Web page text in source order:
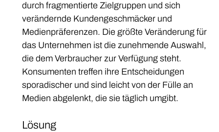
durch fragmentierte Zielgruppen und sich
verändernde Kundengeschmäcker und
Medienpräferenzen. Die größte Veränderung für
das Unternehmen ist die zunehmende Auswahl,
die dem Verbraucher zur Verfügung steht.
Konsumenten treffen ihre Entscheidungen
sporadischer und sind leicht von der Fülle an
Medien abgelenkt, die sie täglich umgibt.
Lösung